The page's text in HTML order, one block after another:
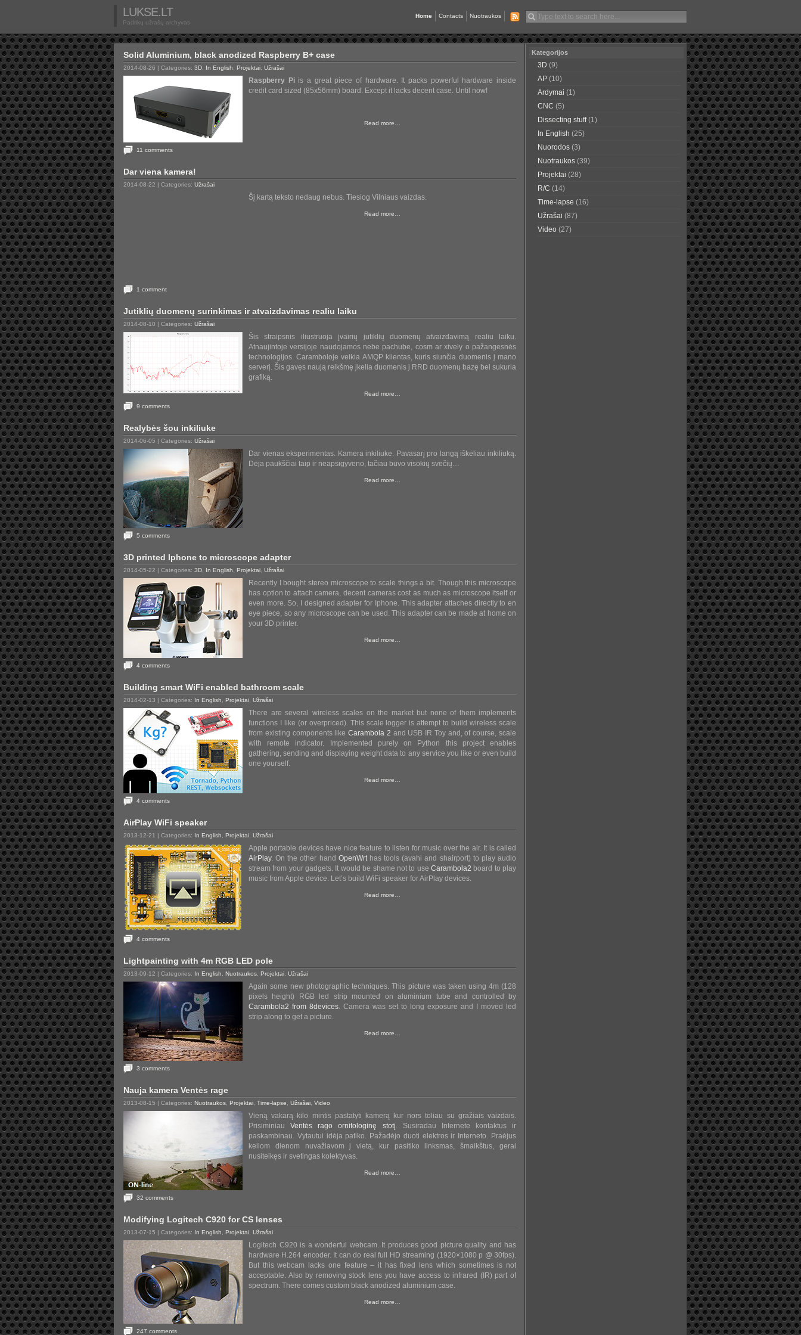
LUKSE.LT
Padrikų užrašų archyvas
Home Contacts Nuotraukos
Solid Aluminium, black anodized Raspberry B+ case
2014-08-26 | Categories: 3D In English Projektai Užrašai
Raspberry Piis a great piece of hardware. It packs powerful hardware inside
credit card sized (85x56mm) board. Except it lacks decent case. Until now!
Read more…
11 comments
Dar viena kamera!
2014-08-22 | Categories: Užrašai
Šį kartą teksto nedaug nebus. Tiesiog Vilniaus vaizdas.
Read more…
1 comment
Jutiklių duomenų surinkimas ir atvaizdavimas realiu laiku
2014-08-10 | Categories: Užrašai
Šis straipsnis iliustruoja įvairių jutiklių duomenų atvaizdavimą realiu laiku.
Atnaujintoje versijoje naudojamos nebe pachube, cosm ar xively o pažangesnės
technologijos. Caramboloje veikia AMQP klientas, kuris siunčia duomenis į mano
serverį. Šis gavęs naują reikšmę įkelia duomenis į RRD duomenų bazę bei sukuria
grafiką.
Read more…
9 comments
Realybės šou inkiliuke
2014-06-05 | Categories: Užrašai
Dar vienas eksperimentas. Kamera inkiliuke. Pavasarį pro langą iškėliau inkiliuką.
Deja paukščiai taip ir neapsigyveno, tačiau buvo visokių svečių…
Read more…
5 comments
3D printed Iphone to microscope adapter
2014-05-22 | Categories: 3D In English Projektai Užrašai
Recently I bought stereo microscope to scale things a bit. Though this microscope
has option to attach camera, decent cameras cost as much as microscope itself or
even more. So, I designed adapter for Iphone. This adapter attaches directly to en
eye piece, so any microscope can be used. This adapter can be made at home on
your 3D printer.
Read more…
4 comments
Building smart WiFi enabled bathroom scale
2014-02-13 | Categories: In English Projektai Užrašai
There are several wireless scales on the market but none of them implements
functions I like (or overpriced). This scale logger is attempt to build wireless scale
from existing components likeCarambola 2 and USB IR Toy and, of course, scale
with remote indicator. Implemented purely on Python this project enables
gathering, sending and displaying weight data to any service you like or even build
one yourself.
Read more…
4 comments
AirPlay WiFi speaker
2013-12-21 | Categories: In English Projektai Užrašai
Apple portable devices have nice feature to listen for music over the air. It is called
AirPlay. On the other hand OpenWrthas tools (avahi and shairport) to play audio
stream from your gadgets. It would be shame not to use Carambola2 board to play
music from Apple device. Let’s build WiFi speaker for AirPlay devices.
Read more…
4 comments
Lightpainting with 4m RGB LED pole
2013-09-12 | Categories: In English Nuotraukos Projektai Užrašai
Again some new photographic techniques. This picture was taken using 4m (128
pixels height) RGB led strip mounted on aluminium tube and controlled by
Carambola2 from 8devices. Camera was set to long exposure and I moved led
strip along to get a picture.
Read more…
3 comments
Nauja kamera Ventės rage
2013-08-15 | Categories: Nuotraukos Projektai Time-lapse Užrašai Video
Vieną vakarą kilo mintis pastatyti kamerą kur nors toliau su gražiais vaizdais.
PrisiminiauVentės rago ornitologinę stotį. Susiradau Internete kontaktus ir
paskambinau. Vytautui idėja patiko. Pažadėjo duoti elektros ir Interneto. Praėjus
keliom dienom nuvažiavom į vietą, kur pasitiko linksmas, šmaikštus, gerai
nusiteikęs ir svetingas kolektyvas.
Read more…
32 comments
Modifying Logitech C920 for CS lenses
2013-07-15 | Categories: In English Projektai Užrašai
Logitech C920 is a wonderful webcam. It produces good picture quality and has
hardware H.264 encoder. It can do real full HD streaming (1920×1080 p @ 30fps).
But this webcam lacks one feature – it has fixed lens which sometimes is not
acceptable. Also by removing stock lens you have access to infrared (IR) part of
spectrum. There comes custom black anodized aluminium case.
Read more…
247 comments
Kategorijos
3D (9)
AP (10)
Ardymai (1)
CNC (5)
Dissecting stuff(1)
In English (25)
Nuorodos (3)
Nuotraukos (39)
Projektai (28)
R/C (14)
Time-lapse (16)
Užrašai (87)
Video (27)